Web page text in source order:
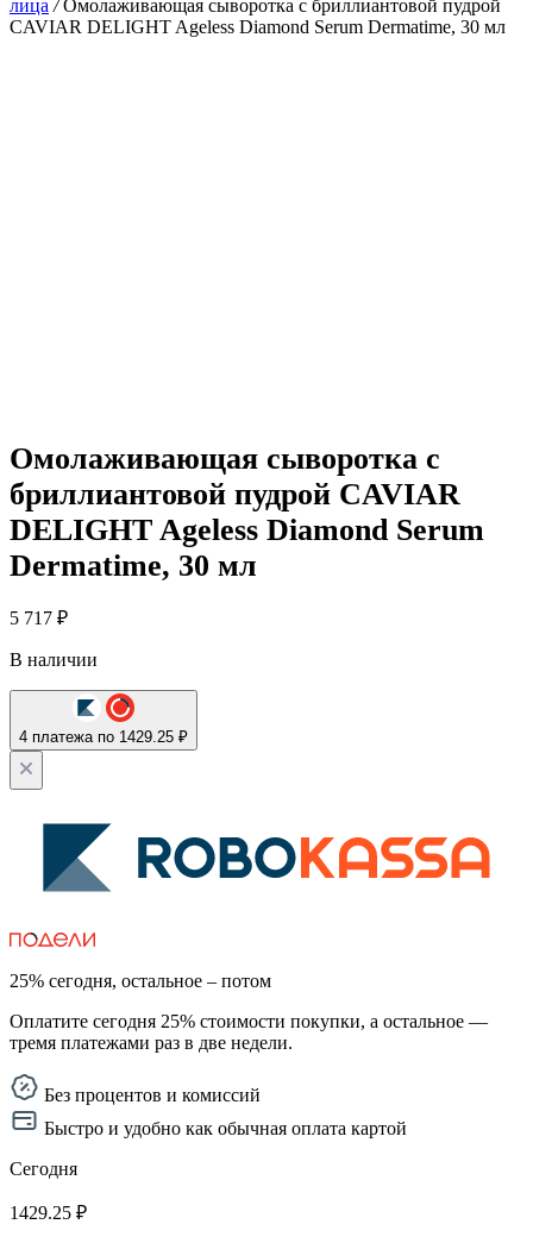
лица /Омолаживающая сыворотка с бриллиантовой пудрой
CAVIAR DELIGHT Ageless Diamond Serum Dermatime, 30 мл
Омолаживающая сыворотка с
бриллиантовой пудрой CAVIAR
DELIGHT Ageless Diamond Serum
Dermatime, 30 мл
5 717 ₽
В наличии
4 платежа по 1429.25 ₽
25% сегодня, остальное – потом
Оплатите сегодня 25% стоимости покупки, а остальное —
тремя платежами раз в две недели.
Без процентов и комиссий
Быстро и удобно как обычная оплата картой
Сегодня
1429.25 ₽